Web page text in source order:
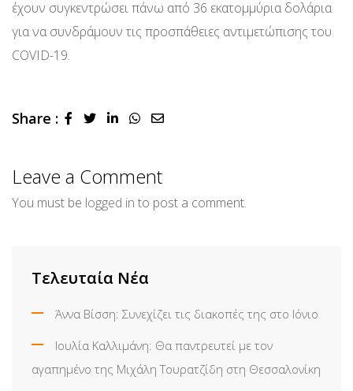
έχουν συγκεντρώσει πάνω από 36 εκατομμύρια δολάρια
για να συνδράμουν τις προσπάθειες αντιμετώπισης του
COVID-19.
Share : LinkedInWhatsapp
Share
Leave a Comment
You must be logged in to post a comment.
Τελευταία Νέα
Άννα Βίσση: Συνεχίζει τις διακοπές της στο Ιόνιο
Ιουλία Καλλιμάνη: Θα παντρευτεί με τον
αγαπημένο της Μιχάλη Τουρατζίδη στη Θεσσαλονίκη